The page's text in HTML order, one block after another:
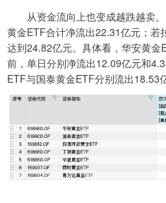
从资金流向上也变成越跌越卖。
黄金ETF合计净流出22.31亿元；若
达到24.82亿元。具体看，华安黄
前，单日分别净流出12.09亿元和
ETF与国泰黄金ETF分别流出18.53